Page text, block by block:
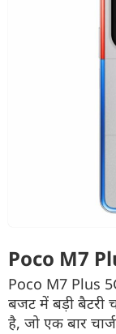
Poco M7
Poco M7 Plus
बजट में बड़ी बैटरी
है, जो एक बार